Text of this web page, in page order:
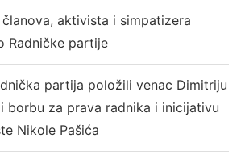
aktivista i simpatizera
Radničke partije
partija položili venac Dimitriju
borbu za prava radnika i inicijativu
Nikole Pašića